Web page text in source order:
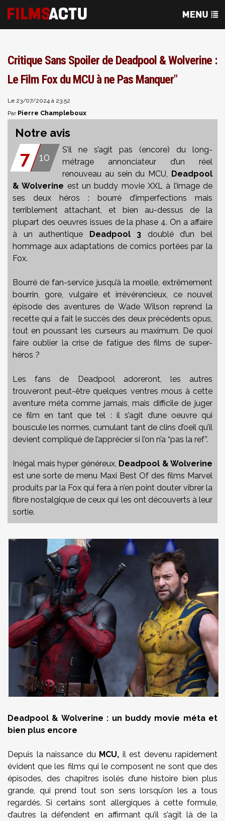
Critique Sans Spoiler de Deadpool & Wolverine :
Le Film Fox du MCU à ne Pas Manquer"
Le 23/07/2024 à 23:52
Par Pierre Champleboux
Notre avis
7 10
S’il ne s’agit pas (encore) du long-
métrage annonciateur d’un réel
renouveau au sein du MCU, Deadpool
& Wolverine est un buddy movie XXL à l’image de
ses deux héros : bourré d’imperfections mais
terriblement attachant, et bien au-dessus de la
plupart des oeuvres issues de la phase 4. On a affaire
à un authentique Deadpool 3 doublé d’un bel
hommage aux adaptations de comics portées par la
Fox.
Bourré de fan-service jusqu’à la moelle, extrêmement
bourrin, gore, vulgaire et irrévérencieux, ce nouvel
épisode des aventures de Wade Wilson reprend la
recette qui a fait le succès des deux précédents opus,
tout en poussant les curseurs au maximum. De quoi
faire oublier la crise de fatigue des films de super-
héros ?
Les fans de Deadpool adoreront, les autres
trouveront peut-être quelques ventres mous à cette
aventure méta comme jamais, mais difficile de juger
ce film en tant que tel : il s’agit d’une oeuvre qui
bouscule les normes, cumulant tant de clins d’oeil qu’il
devient compliqué de l’apprécier si l’on n’a “pas la ref”.
Inégal mais hyper généreux, Deadpool & Wolverine
est une sorte de menu Maxi Best Of des films Marvel
produits par la Fox qui fera à n’en point douter vibrer la
fibre nostalgique de ceux qui les ont découverts à leur
sortie.
Deadpool & Wolverine : un buddy movie méta et
bien plus encore
Depuis la naissance du MCU, il est devenu rapidement
évident que les films qui le composent ne sont que des
épisodes, des chapitres isolés d’une histoire bien plus
grande, qui prend tout son sens lorsqu’on les a tous
regardés. Si certains sont allergiques à cette formule,
d’autres la défendent en affirmant qu’il s’agit là de la